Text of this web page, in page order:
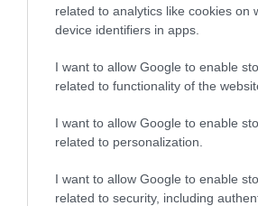
related to analytics like cookies on
device identifiers in apps.
I want to allow Google to enable
related to functionality of the
I want to allow Google to enable
related to personalization.
I want to allow Google to enable
related to security, including